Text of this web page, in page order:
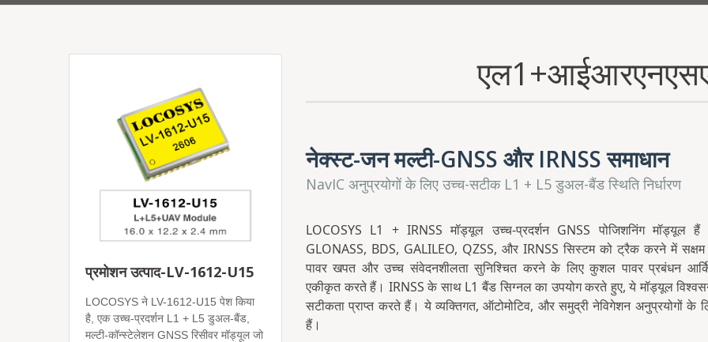
प्रमोशन उत्पाद-LV-1612-U15
LOCOSYS ने LV-1612-U15 पेश किया
है, एक उच्च-प्रदर्शन L1 + L5 डुअल-बैंड,
मल्टी-कॉन्स्टेलेशन GNSS रिसीवर मॉड्यूल जो
नेक्स्ट-जन मल्टी-GNSS और IRNSS समाधान
NavIC अनुप्रयोगों के लिए उच्च-सटीक L1 + L5 डुअल-बैंड स्थिति निर्धारण
LOCOSYS L1 + IRNSS मॉड्यूल उच्च-प्रदर्शन GNSS पोजिशनिंग मॉड्यूल हैं
GLONASS, BDS, GALILEO, QZSS, और IRNSS सिस्टम को ट्रैक करने में
पावर खपत और उच्च संवेदनशीलता सुनिश्चित करने के लिए कुशल पावर प्रबंधन
एकीकृत करते हैं। IRNSS के साथ L1 बैंड सिग्नल का उपयोग करते हुए, ये मॉड्यूल
सटीकता प्राप्त करते हैं। ये व्यक्तिगत, ऑटोमोटिव, और समुद्री नेविगेशन अनुप्रयोगों के
हैं।